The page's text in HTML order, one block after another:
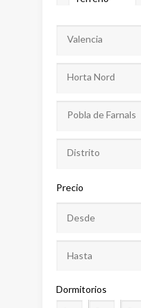
Valencia
Horta Nord
Pobla de Farnals
Distrito
Precio
Dormitorios